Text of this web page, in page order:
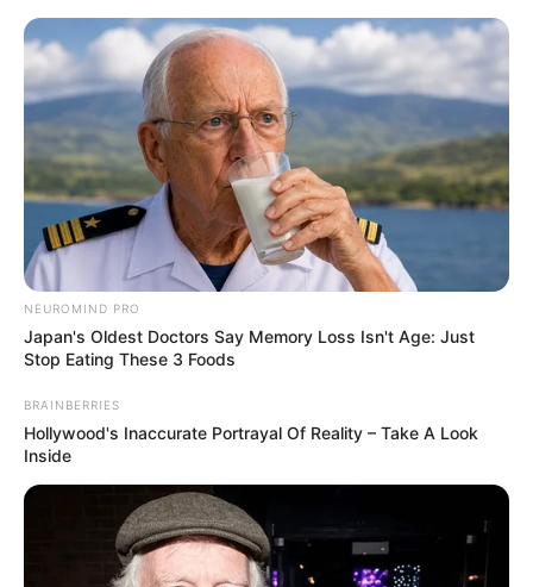
au
contenu AU PETIT PARIEUR
Pronostic Gratuit du Tiercé Quinté PMU du jour
Menu
NEUROMIND PRO
Japan's Oldest Doctors Say Memory Loss Isn't Age: Just
Stop Eating These 3 Foods
BRAINBERRIES
Hollywood's Inaccurate Portrayal Of Reality – Take A Look
Inside